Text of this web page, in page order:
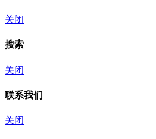
关闭
搜索
关闭
联系我们
关闭